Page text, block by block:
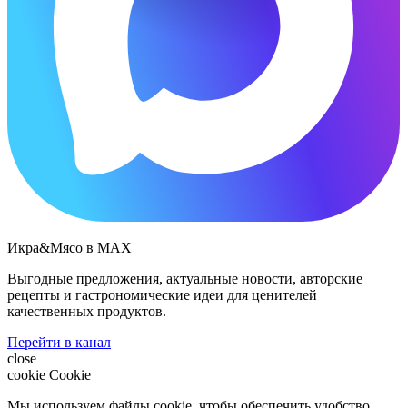
Икра&Мясо в МАХ
Выгодные предложения, актуальные новости, авторские
рецепты и гастрономические идеи для ценителей
качественных продуктов.
Перейти в канал
close
cookie Cookie